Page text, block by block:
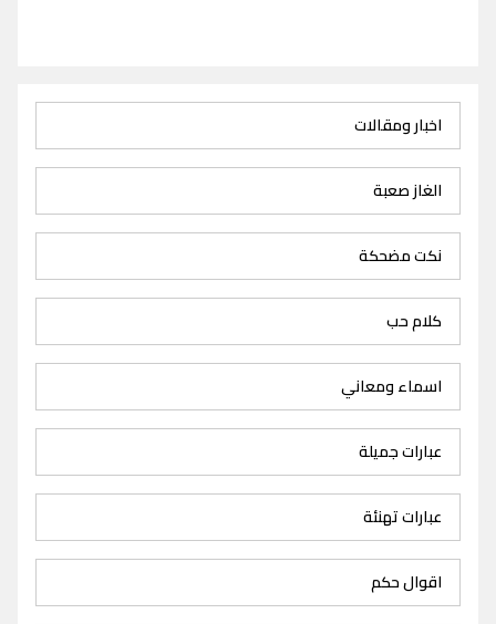
اخبار ومقالات
الغاز صعبة
نكت مضحكة
كلام حب
اسماء ومعاني
عبارات جميلة
عبارات تهنئة
اقوال حكم